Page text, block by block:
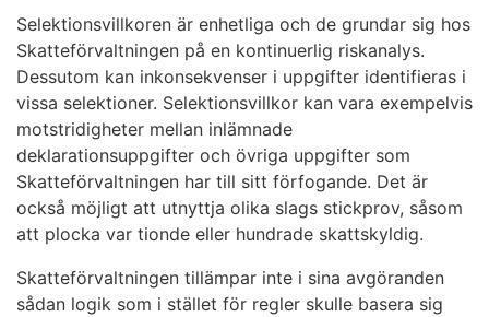
Selektionsvillkoren är enhetliga och de grundar sig hos
Skatteförvaltningen på en kontinuerlig riskanalys.
Dessutom kan inkonsekvenser i uppgifter identifieras i
vissa selektioner. Selektionsvillkor kan vara exempelvis
motstridigheter mellan inlämnade
deklarationsuppgifter och övriga uppgifter som
Skatteförvaltningen har till sitt förfogande. Det är
också möjligt att utnyttja olika slags stickprov, såsom
att plocka var tionde eller hundrade skattskyldig.
Skatteförvaltningen tillämpar inte i sina avgöranden
sådan logik som i stället för regler skulle basera sig